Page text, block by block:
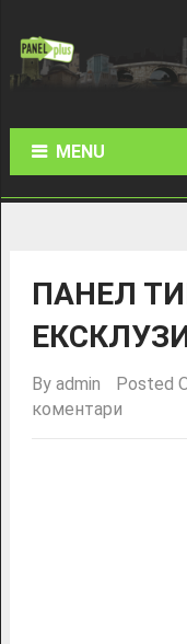
MENU
ПАНЕЛ
By admin Posted
коментари